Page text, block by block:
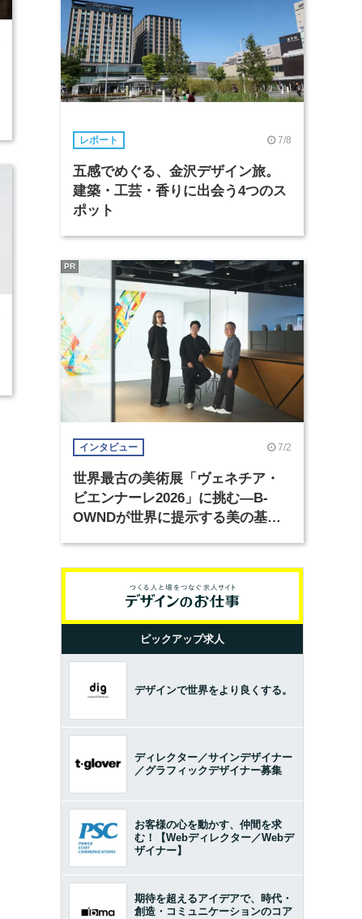
レポート 7/8
五感でめぐる、金沢デザイン旅。
建築・工芸・香りに出会う4つのス
ポット
インタビュー 7/2
世界最古の美術展「ヴェネチア・
ビエンナーレ2026」に挑む―B-
OWNDが世界に提示する美の基準
PR
ピックアップ求人
デザインで世界をより良くする。
ディレクター／サインデザイナー
／グラフィックデザイナー募集
お客様の心を動かす、仲間を求
む！【Webディレクター／Webデ
ザイナー】
期待を超えるアイデアで、時代・
創造・コミュニケーションのコア